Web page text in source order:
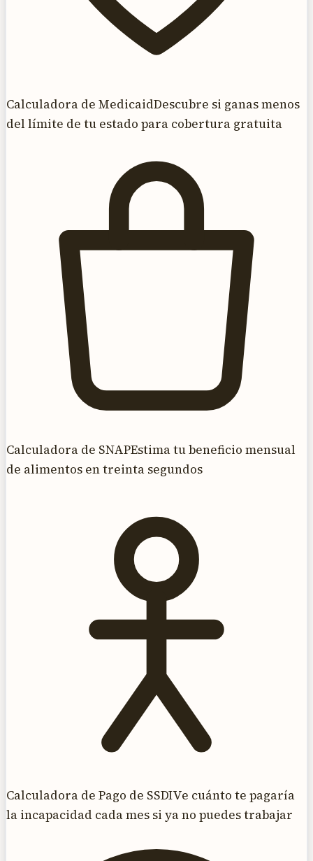
Calculadora de MedicaidDescubre si ganas menos
del límite de tu estado para cobertura gratuita
Calculadora de SNAPEstima tu beneficio mensual
de alimentos en treinta segundos
Calculadora de Pago de SSDIVe cuánto te pagaría
la incapacidad cada mes si ya no puedes trabajar